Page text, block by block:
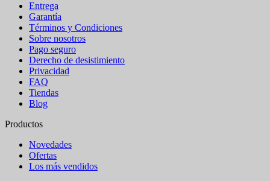
Entrega
Garantía
Términos y Condiciones
Sobre nosotros
Pago seguro
Derecho de desistimiento
Privacidad
FAQ
Tiendas
Blog
Productos
Novedades
Ofertas
Los más vendidos